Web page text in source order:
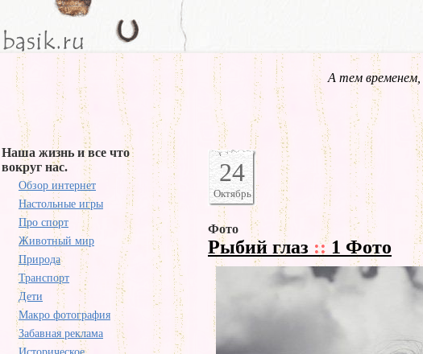
А тем временем,
Наша жизнь и все что
вокруг нас.
Обзор интернет
Настольные игры
Про спорт
Животный мир
Природа
Транспорт
Дети
Макро фотография
Забавная реклама
24
Октябрь
Фото
Рыбий глаз ::1 Фото